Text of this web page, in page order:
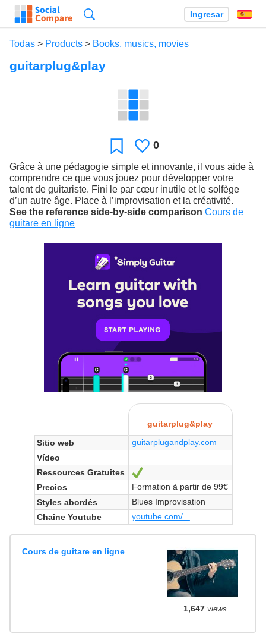
Ingresar
Todas > Products > Books, musics, movies
guitarplug&play
Favoritos
Le
gusta
0
Grâce à une pédagogie simple et innovante, il vous aide à
comprendre ce que vous jouez pour développer votre
talent de guitariste. Fini le par cœur inutile et le solfège
d’un autre âge. Place à l’improvisation et la créativité.
See the reference side-by-side comparison Cours de
guitare en ligne
guitarplug&play
Sitio web
guitarplugandplay.com
Vídeo
Ressources Gratuites
Precios
Formation à partir de 99€
Styles abordés
Blues Improvisation
Chaine Youtube
youtube.com/...
Cours de guitare en ligne
1,647views